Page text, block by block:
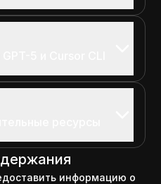
информацию о